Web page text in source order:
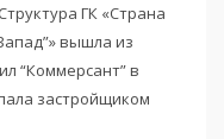
ГК «Страна
вышла из
“Коммерсант” в
застройщиком